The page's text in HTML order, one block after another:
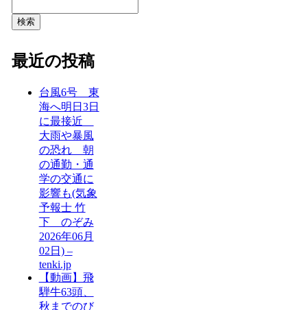
検索
最近の投稿
台風6号 東
海へ明日3日
に最接近
大雨や暴風
の恐れ 朝
の通勤・通
学の交通に
影響も(気象
予報士 竹
下 のぞみ
2026年06月
02日) –
tenki.jp
【動画】飛
騨牛63頭、
秋までのび